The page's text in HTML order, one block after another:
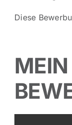
Diese
MEIN